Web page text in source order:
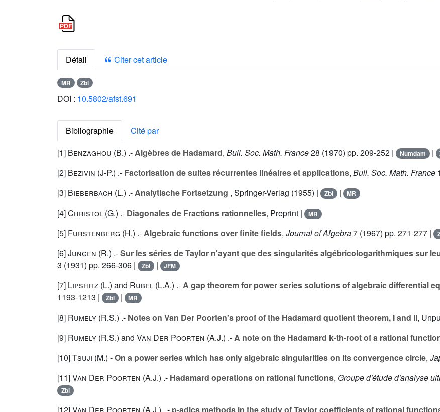
Détail Citer cet article
MR Zbl
DOI : 10.5802/afst.691
Bibliographie
Cité par
[1] Benzaghou (B.) .-Algèbres de Hadamard, Bull. Soc. Math. France28 (1970) pp. 209-252 | Numdam |
[2] Bezivin (J-P.) .- Factorisation de suites récurrentes linéaires et applications, Bull. Soc. Math. France
[3] Bieberbach (L.) .-Analytische Fortsetzung , Springer-Verlag (1955) | Zbl | MR
[4]Christol (G.) .- Diagonales de Fractions rationnelles, Preprint | MR
[5] Furstenberg (H.) .-Algebraic functions over finite fields, Journal of Algebra7 (1967) pp. 271-277 |
[6]Jungen (R.) .-Sur les séries de Taylor n'ayant que des singularités algébricologarithmiques sur
3 (1931) pp. 266-306 | Zbl | JFM
[7] Lipshitz (L.) and Rubel (L.A.) .-A gap theorem for power series solutions of algebraic differential
1193-1213 |
Zbl | MR
[8] Rumely (R.S.) .- Notes on Van Der Poorten's proof of the Hadamard quotient theorem, I and II,
[9] Rumely (R.S.) and Van Der Poorten (A.J.) .-A note on the Hadamard k-th-root of a rational
[10]Tsuji (M.) -On a power series which has only algebraic singularities on its convergence circle,
[11]Van Der Poorten (A.J.) .- Hadamard operations on rational functions, Groupe d'étude d'analyse
Zbl